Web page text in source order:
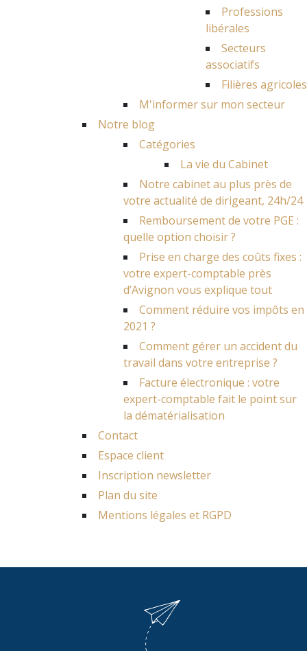
Professions
libérales
Secteurs
associatifs
Filières agricoles
M'informer sur mon secteur
Notre blog
Catégories
La vie du Cabinet
Notre cabinet au plus près de
votre actualité de dirigeant, 24h/24
Remboursement de votre PGE :
quelle option choisir ?
Prise en charge des coûts fixes :
votre expert-comptable près
d’Avignon vous explique tout
Comment réduire vos impôts en
2021 ?
Comment gérer un accident du
travail dans votre entreprise ?
Facture électronique : votre
expert-comptable fait le point sur
la dématérialisation
Contact
Espace client
Inscription newsletter
Plan du site
Mentions légales et RGPD